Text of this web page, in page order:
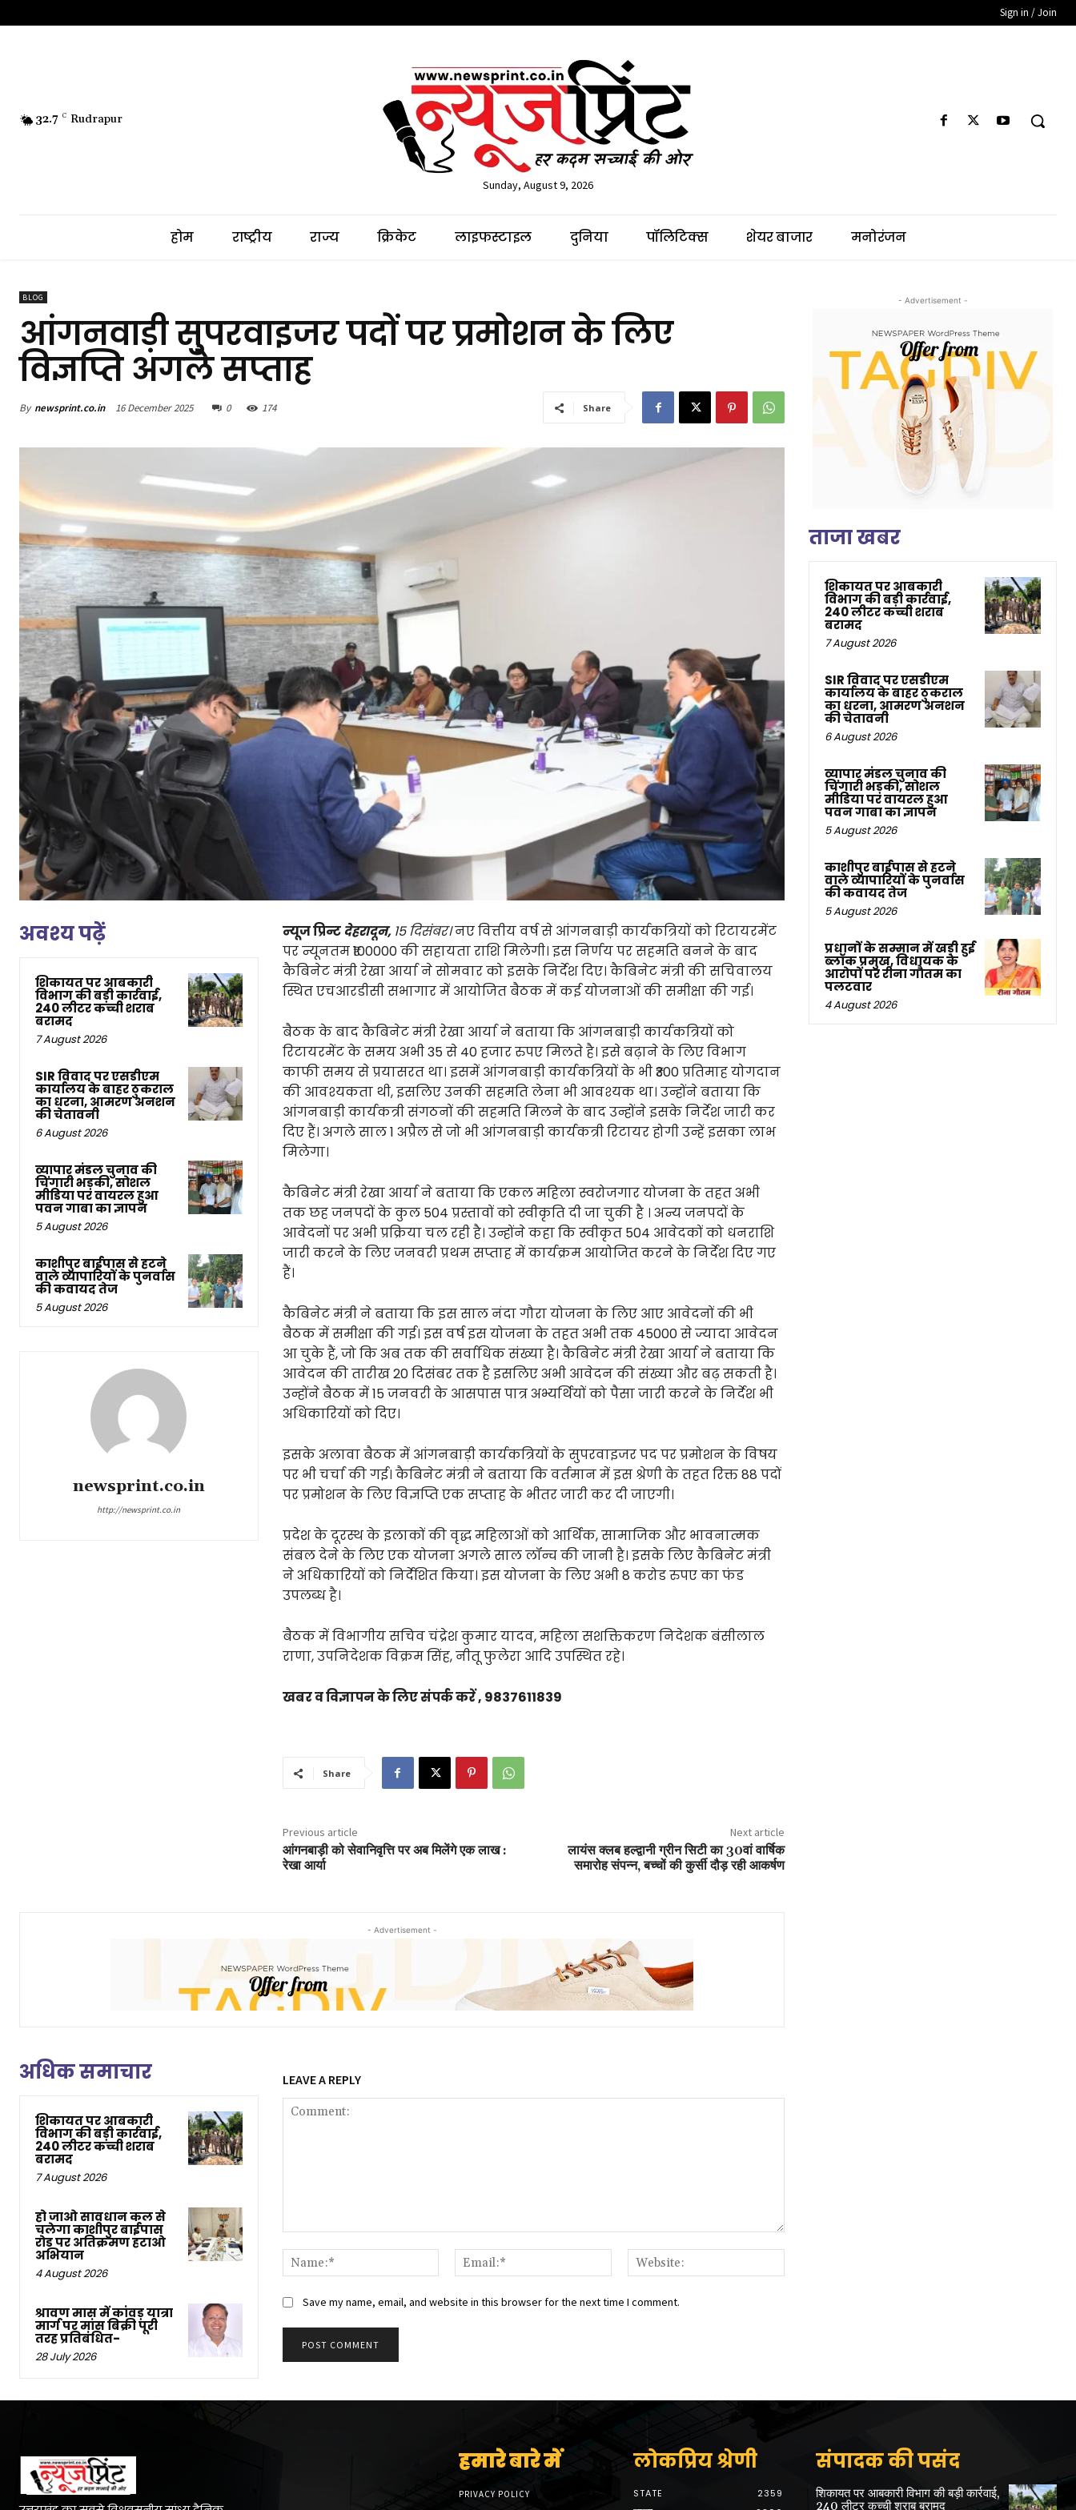
Sign in / Join
32.7 C Rudrapur
Sunday, August 9, 2026
होम राष्ट्रीय राज्य क्रिकेट लाइफस्टाइल दुनिया पॉलिटिक्स शेयर बाजार मनोरंजन
BLOG
आंगनवाड़ी सुपरवाइजर पदों पर प्रमोशन के लिए
विज्ञप्ति अगले सप्ताह
By newsprint.co.in 16 December 2025 0 174 Share
अवश्य पढ़ें
शिकायत पर आबकारी
विभाग की बड़ी कार्रवाई,
240 लीटर कच्ची शराब
बरामद
7 August 2026
SIR विवाद पर एसडीएम
कार्यालय के बाहर ठुकराल
का धरना, आमरण अनशन
की चेतावनी
6 August 2026
व्यापार मंडल चुनाव की
चिंगारी भड़की, सोशल
मीडिया पर वायरल हुआ
पवन गाबा का ज्ञापन
5 August 2026
काशीपुर बाईपास से हटने
वाले व्यापारियों के पुनर्वास
की कवायद तेज
5 August 2026
newsprint.co.in
http://newsprint.co.in
न्यूज प्रिन्टदेहरादून, 15 दिसंबर।नए वित्तीय वर्ष से आंगनबाड़ी कार्यकत्रियों को रिटायरमेंट
पर न्यूनतम ₹100000 की सहायता राशि मिलेगी। इस निर्णय पर सहमति बनने के बाद
कैबिनेट मंत्री रेखा आर्या ने सोमवार को इसके निर्देश दिए। कैबिनेट मंत्री की सचिवालय
स्थित एचआरडीसी सभागार में आयोजित बैठक में कई योजनाओं की समीक्षा की गई।
बैठक के बाद कैबिनेट मंत्री रेखा आर्या ने बताया कि आंगनबाड़ी कार्यकत्रियों को
रिटायरमेंट के समय अभी 35 से 40 हजार रुपए मिलते है। इसे बढ़ाने के लिए विभाग
काफी समय से प्रयासरत था। इसमें आंगनबाड़ी कार्यकत्रियों के भी ₹300 प्रतिमाह योगदान
की आवश्यकता थी, इसलिए उनकी सहमति लेना भी आवश्यक था। उन्होंने बताया कि
आंगनबाड़ी कार्यकत्री संगठनों की सहमति मिलने के बाद उन्होंने इसके निर्देश जारी कर
दिए हैं। अगले साल 1 अप्रैल से जो भी आंगनबाड़ी कार्यकत्री रिटायर होगी उन्हें इसका लाभ
मिलेगा।
कैबिनेट मंत्री रेखा आर्या ने बताया कि एकल महिला स्वरोजगार योजना के तहत अभी
तक छह जनपदों के कुल 504 प्रस्तावों को स्वीकृति दी जा चुकी है । अन्य जनपदों के
आवेदनों पर अभी प्रक्रिया चल रही है। उन्होंने कहा कि स्वीकृत 504 आवेदकों को धनराशि
जारी करने के लिए जनवरी प्रथम सप्ताह में कार्यक्रम आयोजित करने के निर्देश दिए गए
हैं।
कैबिनेट मंत्री ने बताया कि इस साल नंदा गौरा योजना के लिए आए आवेदनों की भी
बैठक में समीक्षा की गई। इस वर्ष इस योजना के तहत अभी तक 45000 से ज्यादा आवेदन
आ चुके हैं, जो कि अब तक की सर्वाधिक संख्या है। कैबिनेट मंत्री रेखा आर्या ने बताया कि
आवेदन की तारीख 20 दिसंबर तक है इसलिए अभी आवेदन की संख्या और बढ़ सकती है।
उन्होंने बैठक में 15 जनवरी के आसपास पात्र अभ्यर्थियों को पैसा जारी करने के निर्देश भी
अधिकारियों को दिए।
इसके अलावा बैठक में आंगनबाड़ी कार्यकत्रियों के सुपरवाइजर पद पर प्रमोशन के विषय
पर भी चर्चा की गई। कैबिनेट मंत्री ने बताया कि वर्तमान में इस श्रेणी के तहत रिक्त 88 पदों
पर प्रमोशन के लिए विज्ञप्ति एक सप्ताह के भीतर जारी कर दी जाएगी।
प्रदेश के दूरस्थ के इलाकों की वृद्ध महिलाओं को आर्थिक, सामाजिक और भावनात्मक
संबल देने के लिए एक योजना अगले साल लॉन्च की जानी है। इसके लिए कैबिनेट मंत्री
ने अधिकारियों को निर्देशित किया। इस योजना के लिए अभी 8 करोड रुपए का फंड
उपलब्ध है।
बैठक में विभागीय सचिव चंद्रेश कुमार यादव, महिला सशक्तिकरण निदेशक बंसीलाल
राणा, उपनिदेशक विक्रम सिंह, नीतू फुलेरा आदि उपस्थित रहे।
खबर व विज्ञापन के लिए संपर्क करें , 9837611839
Share
Previous article
आंगनबाड़ी को सेवानिवृत्ति पर अब मिलेंगे एक लाख :
रेखा आर्या
Next article
लायंस क्लब हल्द्वानी ग्रीन सिटी का 30वां वार्षिक
समारोह संपन्न, बच्चों की कुर्सी दौड़ रही आकर्षण
- Advertisement -
अधिक समाचार
शिकायत पर आबकारी
विभाग की बड़ी कार्रवाई,
240 लीटर कच्ची शराब
बरामद
7 August 2026
हो जाओ सावधान कल से
चलेगा काशीपुर बाईपास
रोड पर अतिक्रमण हटाओ
अभियान
4 August 2026
श्रावण मास में कांवड़ यात्रा
मार्ग पर मांस बिक्री पूरी
तरह प्रतिबंधित-
28 July 2026
LEAVE A REPLY
Name:*
Email:*
Save my name, email, and website in this browser for the next time I comment.
- Advertisement -
ताजा खबर
शिकायत पर आबकारी
विभाग की बड़ी कार्रवाई,
240 लीटर कच्ची शराब
बरामद
7 August 2026
SIR विवाद पर एसडीएम
कार्यालय के बाहर ठुकराल
का धरना, आमरण अनशन
की चेतावनी
6 August 2026
व्यापार मंडल चुनाव की
चिंगारी भड़की, सोशल
मीडिया पर वायरल हुआ
पवन गाबा का ज्ञापन
5 August 2026
काशीपुर बाईपास से हटने
वाले व्यापारियों के पुनर्वास
की कवायद तेज
5 August 2026
प्रधानों के सम्मान में खड़ी हुई
ब्लॉक प्रमुख, विधायक के
आरोपों पर रीना गौतम का
पलटवार
4 August 2026
हमारे बारे में
PRIVACY POLICY
लोकप्रिय श्रेणी
STATE
2359
संपादक की पसंद
शिकायत पर आबकारी विभाग की बड़ी कार्रवाई,
240 लीटर कच्ची शराब बरामद